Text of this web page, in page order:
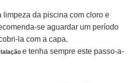
limpeza da piscina com cloro e
se aguardar um período
la com a capa.
e tenha sempre este passo-a-